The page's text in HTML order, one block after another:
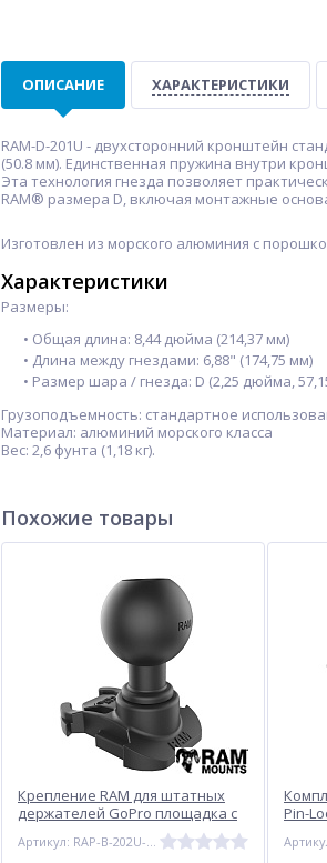
Чехол nuvi / dezl 7" / Drive
56.00руб.
Датчик
ОПИСАНИЕ ХАРАКТЕРИСТИКИ
RAM-D-201U - двухсторонний кронштейн
(50.8 мм). Единственная пружина внутри
Эта технология гнезда позволяет
RAM® размера D, включая монтажные
Изготовлен из морского алюминия с
Характеристики
Размеры:
• Общая длина: 8,44 дюйма (214,37 мм)
• Длина между гнездами: 6,88" (174,75 мм)
• Размер шара / гнезда: D (2,25 дюйма,
Грузоподъемность: стандартное
Материал: алюминий морского класса
Вес: 2,6 фунта (1,18 кг).
Похожие товары
Крепление RAM для штатных
держателей GoPro площадка с
защелкой и шаром 25 мм (1")
Артикул: RAP-B-202U-GOP2
Pin-